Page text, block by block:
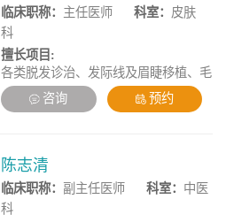
临床职称： 主任医师 科室： 皮肤
科
擅长项目:
各类脱发诊治、发际线及眉睫移植、毛
发整形，擅长各类毛发疾病的综合治
疗、FUE无痕毛发移植术、复杂性毛发
造、面部轮廓重塑、胡须再造、鬓角移
植术、体毛移植术、毛发移植失败的精
细修复等整形外科手术。
咨询 预约
陈志清
临床职称： 副主任医师 科室： 中医
科